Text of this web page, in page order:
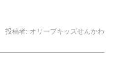
投稿者: オリーブキッズせんかわ